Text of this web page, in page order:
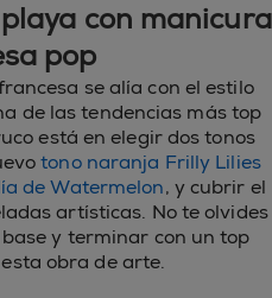
con manicura
pop
se alía con el estilo
de las tendencias más top
está en elegir dos tonos
tono naranja Frilly Lilies
de Watermelon, y cubrir el
artísticas. No te olvides
y terminar con un top
obra de arte.